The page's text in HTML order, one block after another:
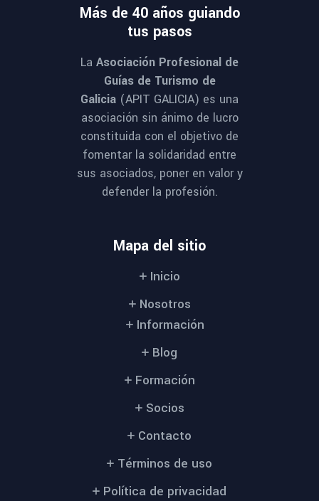
Más de 40 años guiando
tus pasos
La Asociación Profesional de
Guías de Turismo de
Galicia (APIT GALICIA) es una
asociación sin ánimo de lucro
constituida con el objetivo de
fomentar la solidaridad entre
sus asociados, poner en valor y
defender la profesión.
Mapa del sitio
Inicio
Nosotros
Información
Blog
Formación
Socios
Contacto
Términos de uso
Política de privacidad